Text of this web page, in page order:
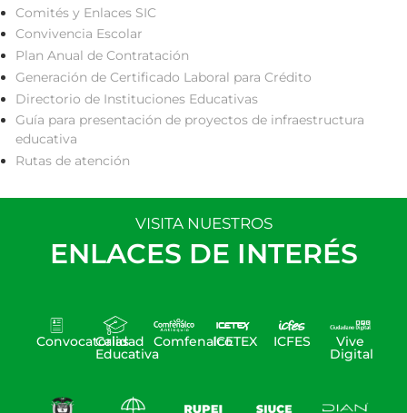
Comités y Enlaces SIC
Convivencia Escolar
Plan Anual de Contratación
Generación de Certificado Laboral para Crédito
Directorio de Instituciones Educativas
Guía para presentación de proyectos de infraestructura
educativa
Rutas de atención
VISITA NUESTROS
ENLACES DE INTERÉS
Convocatorias
Calidad
Educativa
ComfenalcoICETEX ICFES Vive
Digital